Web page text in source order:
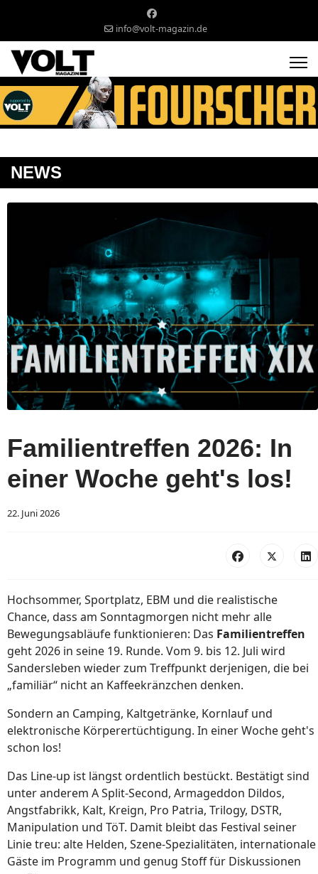
info@volt-magazin.de
NEWS
Familientreffen 2026: In
einer Woche geht's los!
22. Juni 2026
Hochsommer, Sportplatz, EBM und die realistische
Chance, dass am Sonntagmorgen nicht mehr alle
Bewegungsabläufe funktionieren: Das Familientreffen
geht 2026 in seine 19. Runde. Vom 9. bis 12. Juli wird
Sandersleben wieder zum Treffpunkt derjenigen, die bei
„familiär“ nicht an Kaffeekränzchen denken.
Sondern an Camping, Kaltgetränke, Kornlauf und
elektronische Körperertüchtigung. In einer Woche geht's
schon los!
Das Line-up ist längst ordentlich bestückt. Bestätigt sind
unter anderem A Split-Second, Armageddon Dildos,
Angstfabrikk, Kalt, Kreign, Pro Patria, Trilogy, DSTR,
Manipulation und TöT. Damit bleibt das Festival seiner
Linie treu: alte Helden, Szene-Spezialitäten, internationale
Gäste im Programm und genug Stoff für Diskussionen